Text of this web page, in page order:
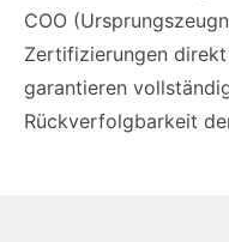
COO
Zertifizierungen
garantieren
Rückverfolgbarkeit